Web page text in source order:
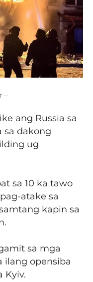
--
ang Russia sa
sa dakong
ug
sa 10 ka tawo
atake sa
kapin sa
sa mga
ilang opensiba
Kyiv.